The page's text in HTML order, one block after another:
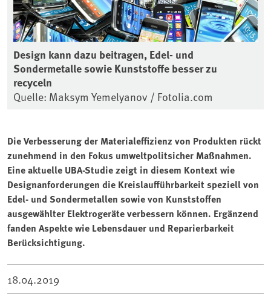
Design kann dazu beitragen, Edel- und
Sondermetalle sowie Kunststoffe besser zu
recyceln
Quelle: Maksym Yemelyanov / Fotolia.com
Die Verbesserung der Materialeffizienz von Produkten rückt
zunehmend in den Fokus umweltpolitsicher Maßnahmen.
Eine aktuelle UBA-Studie zeigt in diesem Kontext wie
Designanforderungen die Kreislaufführbarkeit speziell von
Edel- und Sondermetallen sowie von Kunststoffen
ausgewählter Elektrogeräte verbessern können. Ergänzend
fanden Aspekte wie Lebensdauer und Reparierbarkeit
Berücksichtigung.
18.04.2019